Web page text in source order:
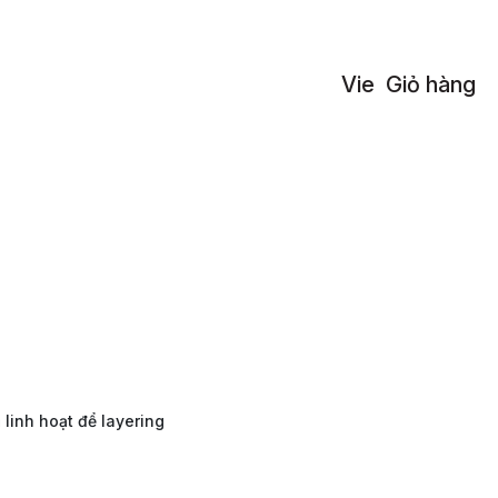
Vie Giỏ hàng
hoạt để layering